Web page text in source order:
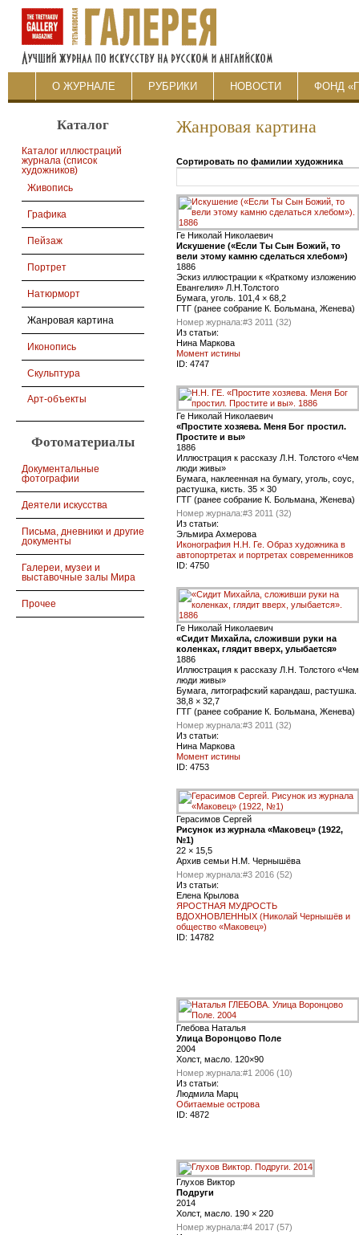
О ЖУРНАЛЕ РУБРИКИ НОВОСТИ ФОНД
Каталог
Каталог иллюстраций
журнала (список
художников)
Живопись
Графика
Пейзаж
Портрет
Натюрморт
Жанровая картина
Иконопись
Скульптура
Арт-объекты
Фотоматериалы
Документальные
фотографии
Деятели искусства
Письма, дневники и другие
документы
Галереи, музеи и
выставочные залы Мира
Прочее
Жанровая картина
Сортировать по фамилии художника
Ге Николай Николаевич
Искушение («Если Ты Сын Божий, то
вели этому камню сделаться хлебом»)
1886
Эскиз иллюстрации к «Краткому изложению
Евангелия» Л.Н.Толстого
Бумага, уголь. 101,4 × 68,2
ГТГ (ранее собрание К. Больмана, Женева)
Номер журнала:#3 2011 (32)
Из статьи:
Нина Маркова
Момент истины
ID: 4747
Ге Николай Николаевич
«Простите хозяева. Меня Бог простил.
Простите и вы»
1886
Иллюстрация к рассказу Л.Н. Толстого «Чем
люди живы»
Бумага, наклеенная на бумагу, уголь, соус,
растушка, кисть. 35 × 30
ГТГ (ранее собрание К. Больмана, Женева)
Номер журнала:#3 2011 (32)
Из статьи:
Эльмира Ахмерова
Иконография Н.Н. Ге. Образ художника в
автопортретах и портретах современников
ID: 4750
Ге Николай Николаевич
«Сидит Михайла, сложивши руки на
коленках, глядит вверх, улыбается»
1886
Иллюстрация к рассказу Л.Н. Толстого «Чем
люди живы»
Бумага, литографский карандаш, растушка.
38,8 × 32,7
ГТГ (ранее собрание К. Больмана, Женева)
Номер журнала:#3 2011 (32)
Из статьи:
Нина Маркова
Момент истины
ID: 4753
Герасимов Сергей
Рисунок из журнала «Маковец» (1922,
№1)
22 × 15,5
Архив семьи Н.М. Чернышёва
Номер журнала:#3 2016 (52)
Из статьи:
Елена Крылова
ЯРОСТНАЯ МУДРОСТЬ
ВДОХНОВЛЕННЫХ (Николай Чернышёв и
общество «Маковец»)
ID: 14782
Глебова Наталья
Улица Воронцово Поле
2004
Холст, масло. 120×90
Номер журнала:#1 2006 (10)
Из статьи:
Людмила Марц
Обитаемые острова
ID: 4872
Глухов Виктор
Подруги
2014
Холст, масло. 190 × 220
Номер журнала:#4 2017 (57)